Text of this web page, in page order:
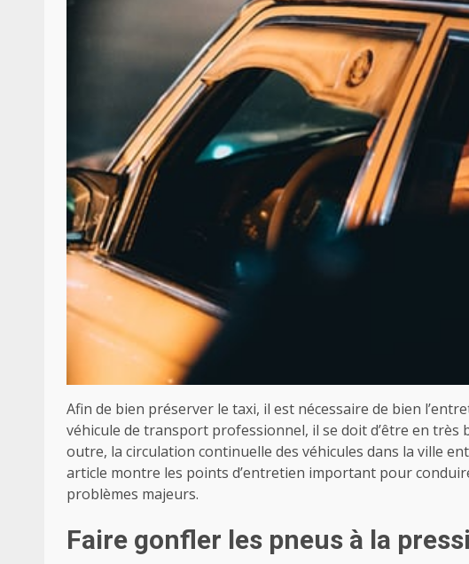
Afin de bien préserver le taxi, il est nécessaire de bien
véhicule de transport professionnel, il se doit d’être en
outre, la circulation continuelle des véhicules dans la ville
article montre les points d’entretien important pour
problèmes majeurs.
Faire gonfler les pneus à la